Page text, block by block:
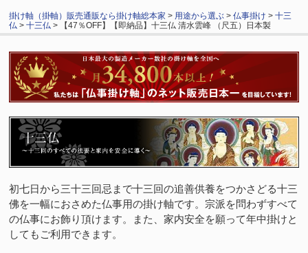
掛け軸（掛軸）販売通販なら掛け軸総本家 > 用途から選ぶ >仏事掛け >十三
仏 >十三仏 > 【47％OFF】【即納品】十三仏 清水雲峰 （尺五）日本製
初七日から三十三回忌まで十三回の追善供養をつかさどる十三
佛を一幅におさめた仏事用の掛け軸です。宗派を問わずすべて
の仏事にお飾り頂けます。また、家内安全を願って年中掛けと
してもご利用できます。